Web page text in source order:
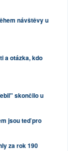
návštěvy u
a otázka, kdo
skončilo u
jsou teď pro
za rok 190